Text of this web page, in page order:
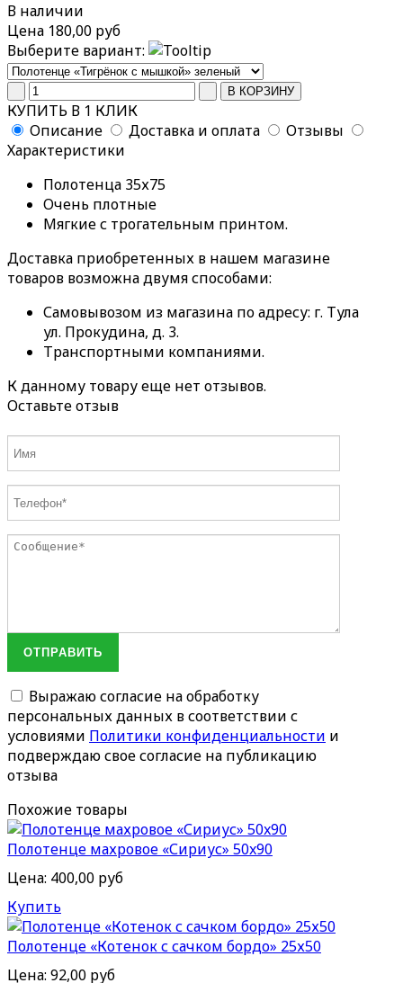
В наличии
Цена 180,00 руб
Выберите вариант:
КУПИТЬ В 1 КЛИК
Описание
Доставка и оплата
Отзывы
Характеристики
Полотенца 35х75
Очень плотные
Мягкие с трогательным принтом.
Доставка приобретенных в нашем магазине
товаров возможна двумя способами:
Самовывозом из магазина по адресу: г. Тула
ул. Прокудина, д. 3.
Транспортными компаниями.
К данному товару еще нет отзывов.
Оставьте отзыв
ОТПРАВИТЬ
Выражаю согласие на обработку
персональных данных в соответствии с
условиями Политики конфиденциальности и
подверждаю свое согласие на публикацию
отзыва
Похожие товары
Полотенце махровое «Сириус» 50x90
Цена: 400,00 руб
Купить
Полотенце «Котенок с сачком бордо» 25х50
Цена: 92,00 руб